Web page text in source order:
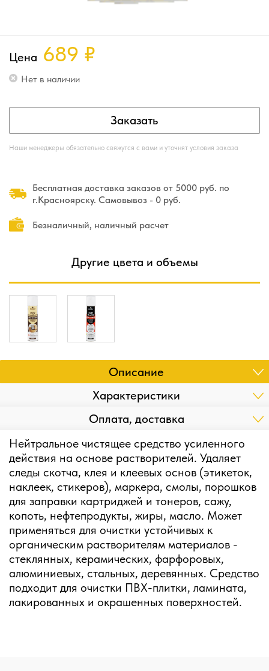
Цена 689 ₽
Нет в наличии
Заказать
Наши менеджеры обязательно свяжутся с вами и уточнят условия заказа
Бесплатная доставка заказов от 5000 руб. по
г.Красноярску. Самовывоз - 0 руб.
Безналичный, наличный расчет
Другие цвета и объемы
Описание
Характеристики
Оплата, доставка
Нейтральное чистящее средство усиленного
действия на основе растворителей. Удаляет
следы скотча, клея и клеевых основ (этикеток,
наклеек, стикеров), маркера, смолы, порошков
для заправки картриджей и тонеров, сажу,
копоть, нефтепродукты, жиры, масло. Может
применяться для очистки устойчивых к
органическим растворителям материалов -
стеклянных, керамических, фарфоровых,
алюминиевых, стальных, деревянных. Средство
подходит для очистки ПВХ-плитки, ламината,
лакированных и окрашенных поверхностей.